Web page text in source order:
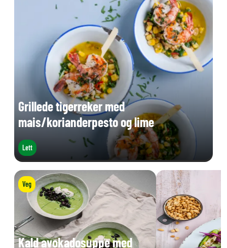
Grillede tigerreker med
mais/korianderpesto og lime
Lett
Veg
Kald avokadosuppe med